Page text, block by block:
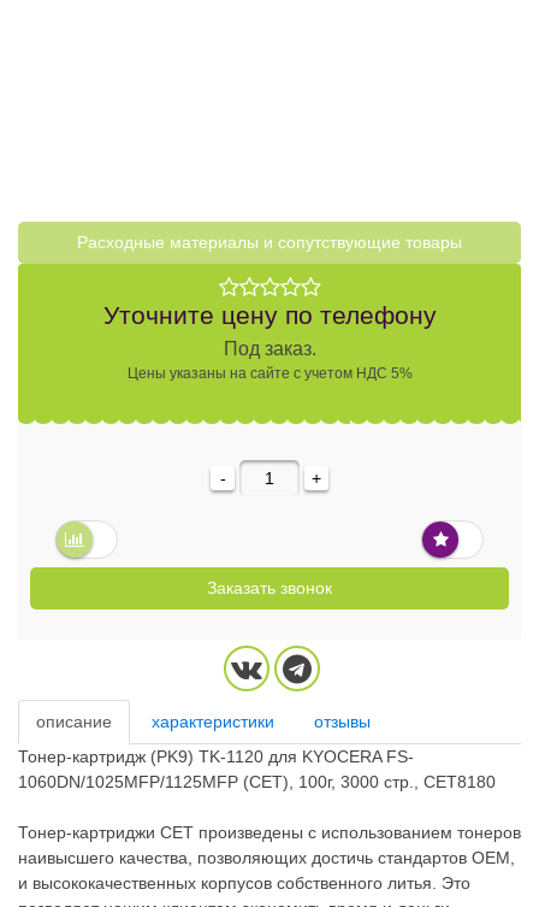
Расходные материалы и cопутствующие товары
Уточните цену по телефону
Под заказ.
Цены указаны на сайте с учетом НДС 5%
- +
Заказать звонок
описание характеристики
отзывы
Тонер-картридж (PK9) TK-1120 для KYOCERA FS-
1060DN/1025MFP/1125MFP (CET), 100г, 3000 стр., CET8180
Тонер-картриджи CET произведены с использованием тонеров
наивысшего качества, позволяющих достичь стандартов OEM,
и высококачественных корпусов собственного литья. Это